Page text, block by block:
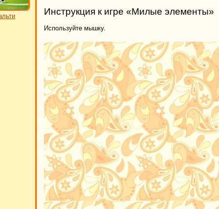
Инструкция к игре «Милые элементы»
Используйте мышку.